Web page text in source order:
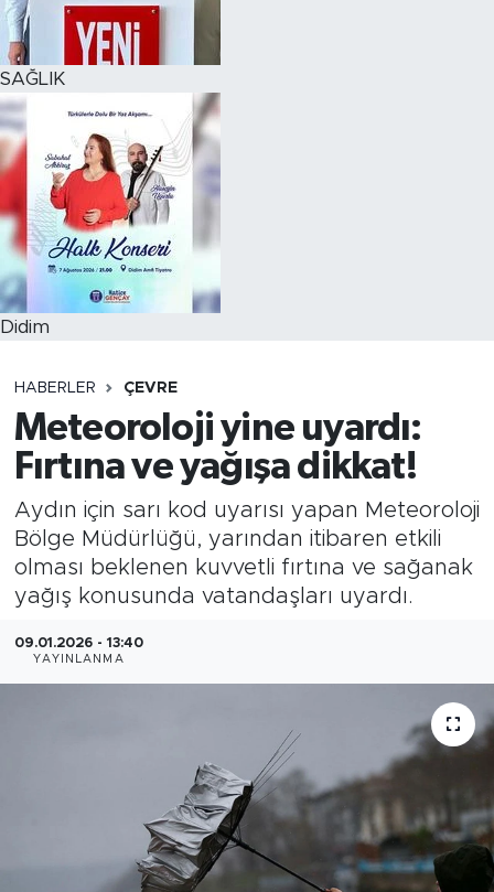
SAĞLIK
Didim
HABERLER ÇEVRE
Meteoroloji yine uyardı:
Fırtına ve yağışa dikkat!
Aydın için sarı kod uyarısı yapan Meteoroloji
Bölge Müdürlüğü, yarından itibaren etkili
olması beklenen kuvvetli fırtına ve sağanak
yağış konusunda vatandaşları uyardı.
09.01.2026 - 13:40
YAYINLANMA